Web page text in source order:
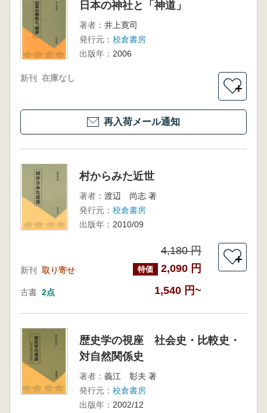
日本の神社と「神道」
著者： 井上寛司
発行元： 校倉書房
出版年： 2006
新刊 在庫なし
＋
再入荷メール通知
村からみた近世
著者： 渡辺 尚志 著
発行元： 校倉書房
出版年： 2010/09
新刊 取り寄せ
4,180 円
特価 2,090 円
古書 2点 1,540 円~
＋
歴史学の視座 社会史・比較史・
対自然関係史
著者： 義江 彰夫 著
発行元： 校倉書房
出版年： 2002/12